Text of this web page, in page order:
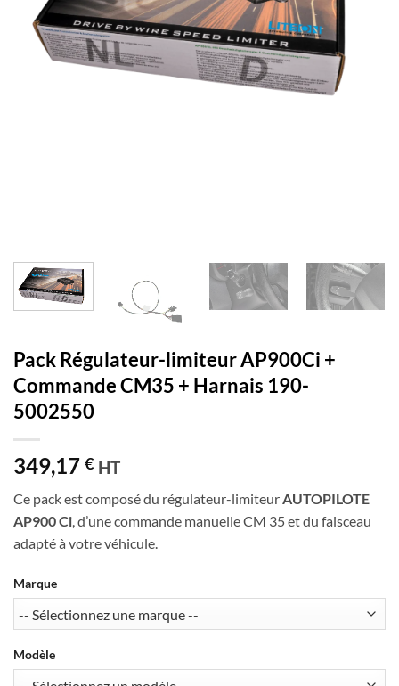
Pack Régulateur-limiteur AP900Ci +
Commande CM35 + Harnais 190-
5002550
349,17 € HT
Ce pack est composé du régulateur-limiteurAUTOPILOTE
AP900 Ci, d’une commande manuelle CM 35 et du faisceau
adapté à votre véhicule.
Marque
Modèle